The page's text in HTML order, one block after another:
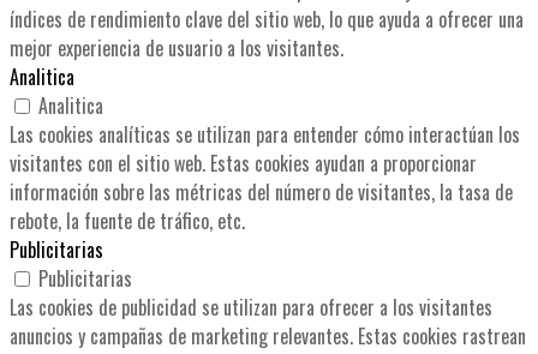
índices de rendimiento clave del sitio web, lo que ayuda a ofrecer una
mejor experiencia de usuario a los visitantes.
Analitica
Analitica
Las cookies analíticas se utilizan para entender cómo interactúan los
visitantes con el sitio web. Estas cookies ayudan a proporcionar
información sobre las métricas del número de visitantes, la tasa de
rebote, la fuente de tráfico, etc.
Publicitarias
Publicitarias
Las cookies de publicidad se utilizan para ofrecer a los visitantes
anuncios y campañas de marketing relevantes. Estas cookies rastrean